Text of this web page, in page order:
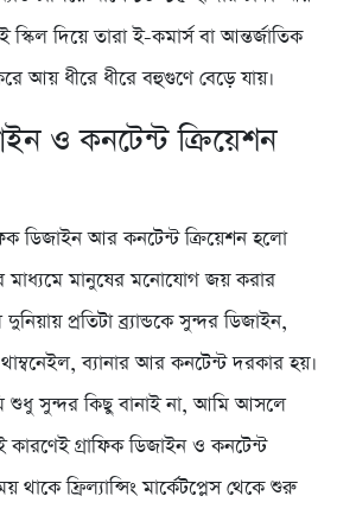
দিয়ে তারা ই-কমার্স বা আন্তর্জাতিক
আয় ধীরে ধীরে বহুগুণে বেড়ে যায়।
ও কনটেন্ট ক্রিয়েশন
ডিজাইন আর কনটেন্ট ক্রিয়েশন হলো
মানুষের মনোযোগ জয় করার
প্রতিটা ব্র্যান্ডকে সুন্দর ডিজাইন,
ব্যানার আর কনটেন্ট দরকার হয়।
শুধু সুন্দর কিছু বানাই না, আমি আসলে
কারণেই গ্রাফিক ডিজাইন ও কনটেন্ট
থাকে ফ্রিল্যান্সিং মার্কেটপ্লেস থেকে শুরু